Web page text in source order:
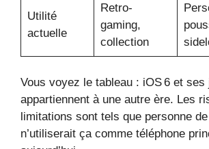
Utilité
actuelle
Retro-
gaming,
collection
Vous voyez le tableau : iOS 6 et ses
appartiennent à une autre ère. Les
limitations sont tels que personne
n’utiliserait ça comme téléphone